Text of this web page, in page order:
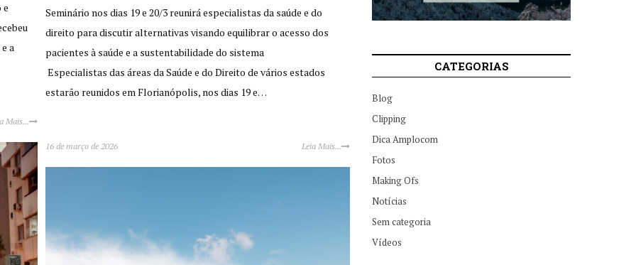
e
a
Mais...
Seminário nos dias 19 e 20/3 reunirá especialistas da saúde e do
direito para discutir alternativas visando equilibrar o acesso dos
pacientes à saúde e a sustentabilidade do sistema
Especialistas das áreas da Saúde e do Direito de vários estados
estarão reunidos em Florianópolis, nos dias 19 e…
16 de março de 2026 Leia Mais...
CATEGORIAS
Blog
Clipping
Dica Amplocom
Fotos
Making Ofs
Notícias
Sem categoria
Vídeos